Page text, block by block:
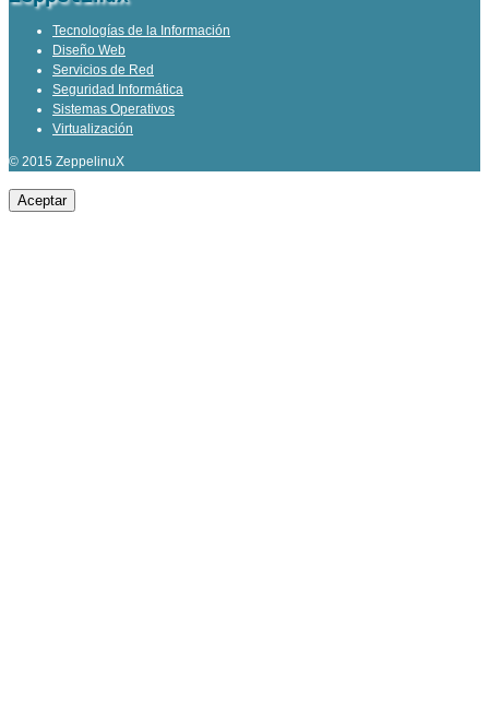
Tecnologías de la Información
Diseño Web
Servicios de Red
Seguridad Informática
Sistemas Operativos
Virtualización
© 2015 ZeppelinuX
Aceptar